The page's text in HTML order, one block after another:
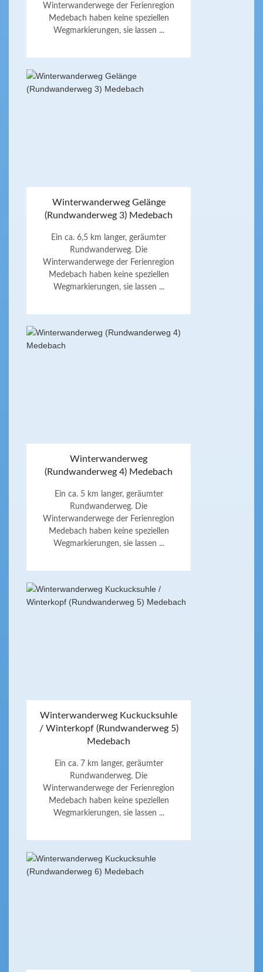
Winterwanderwege der Ferienregion
Medebach haben keine speziellen
Wegmarkierungen, sie lassen ...
Winterwanderweg Gelänge
(Rundwanderweg 3) Medebach
Ein ca. 6,5 km langer, geräumter
Rundwanderweg. Die
Winterwanderwege der Ferienregion
Medebach haben keine speziellen
Wegmarkierungen, sie lassen ...
Winterwanderweg
(Rundwanderweg 4) Medebach
Ein ca. 5 km langer, geräumter
Rundwanderweg. Die
Winterwanderwege der Ferienregion
Medebach haben keine speziellen
Wegmarkierungen, sie lassen ...
Winterwanderweg Kuckucksuhle
/ Winterkopf (Rundwanderweg 5)
Medebach
Ein ca. 7 km langer, geräumter
Rundwanderweg. Die
Winterwanderwege der Ferienregion
Medebach haben keine speziellen
Wegmarkierungen, sie lassen ...